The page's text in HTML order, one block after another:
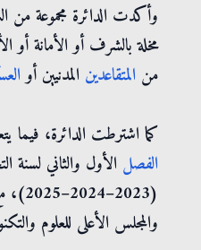
وأكدت الدائرة مجموعة من
مخلة بالشرف أو الأمانة أو
من المتقاعدين المدنيين أو
كما اشترطت الدائرة، فيما
الفصل الأول والثاني لسنة
(2023–2024–2025)، مع عدم أحقية التقديم من
والمجلس الأعلى للعلوم